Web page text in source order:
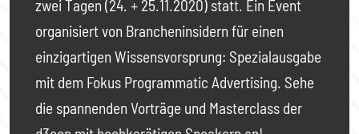
zwei Tagen (24. + 25.11.2020) statt. Ein Event
organisiert von Brancheninsidern für einen
einzigartigen Wissensvorsprung: Spezialausgabe
mit dem Fokus Programmatic Advertising. Sehe
die spannenden Vorträge und Masterclass der